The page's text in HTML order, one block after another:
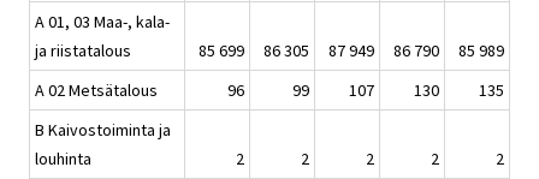
A 01, 03 Maa-, kala-
ja riistatalous
85 699 86 305 87 949 86 790
85 989
A 02 Metsätalous
96 99 107 130
135
B Kaivostoiminta ja
louhinta
2 2 2 2
2